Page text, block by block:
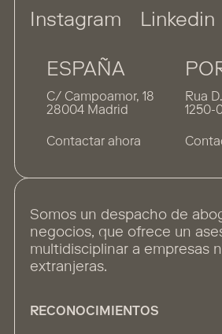
Instagram
Linkedin
ESPAÑA
C/ Campoamor, 18
28004 Madrid
Contactar ahora
Rua
1250-
Somos un despacho de
negocios, que ofrece un
multidisciplinar a empresas
extranjeras.
RECONOCIMIENTOS